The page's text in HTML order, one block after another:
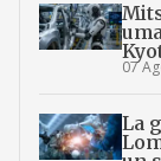
07
La